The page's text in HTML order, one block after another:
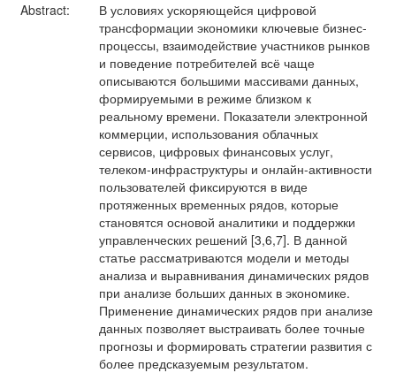
Abstract:
В условиях ускоряющейся цифровой
трансформации экономики ключевые бизнес-
процессы, взаимодействие участников рынков
и поведение потребителей всё чаще
описываются большими массивами данных,
формируемыми в режиме близком к
реальному времени. Показатели электронной
коммерции, использования облачных
сервисов, цифровых финансовых услуг,
телеком-инфраструктуры и онлайн-активности
пользователей фиксируются в виде
протяженных временных рядов, которые
становятся основой аналитики и поддержки
управленческих решений [3,6,7]. В данной
статье рассматриваются модели и методы
анализа и выравнивания динамических рядов
при анализе больших данных в экономике.
Применение динамических рядов при анализе
данных позволяет выстраивать более точные
прогнозы и формировать стратегии развития с
более предсказуемым результатом.